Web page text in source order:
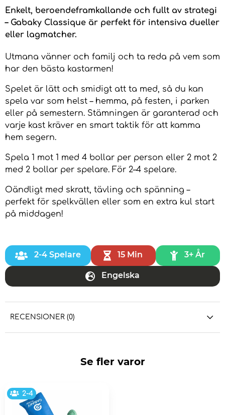
Enkelt, beroendeframkallande och fullt av strategi
– Gabaky Classique är perfekt för intensiva dueller
eller lagmatcher.
Utmana vänner och familj och ta reda på vem som
har den bästa kastarmen!
Spelet är lätt och smidigt att ta med, så du kan
spela var som helst – hemma, på festen, i parken
eller på semestern. Stämningen är garanterad och
varje kast kräver en smart taktik för att kamma
hem segern.
Spela 1 mot 1 med 4 bollar per person eller 2 mot 2
med 2 bollar per spelare. För 2–4 spelare.
Oändligt med skratt, tävling och spänning –
perfekt för spelkvällen eller som en extra kul start
på middagen!
2-4 Spelare 15 Min 3+ År
Engelska
RECENSIONER (0)
Se fler varor
2-4